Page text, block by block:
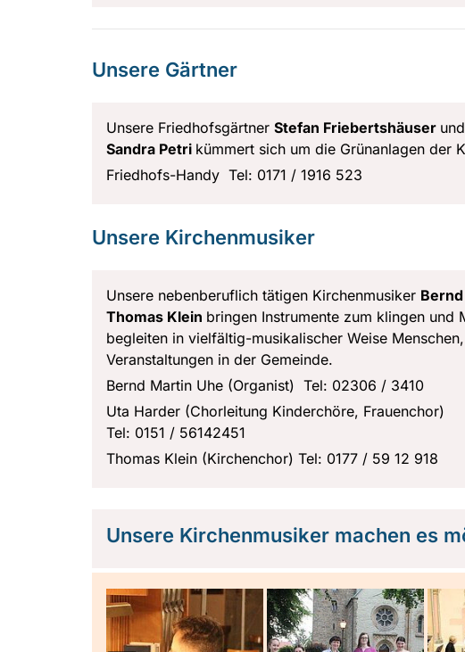
Unsere Gärtner
Unsere Friedhofsgärtner Stefan Friebertshäuser und
Sandra Petri kümmert sich um die Grünanlagen der
Friedhofs-Handy Tel: 0171 / 1916 523
Unsere Kirchenmusiker
Unsere nebenberuflich tätigen Kirchenmusiker
Thomas Klein bringen Instrumente zum klingen und
begleiten in vielfältig-musikalischer Weise
Veranstaltungen in der Gemeinde.
Bernd Martin Uhe (Organist) Tel: 02306 / 3410
Uta Harder (Chorleitung Kinderchöre, Frauenchor)
Tel: 0151 / 56142451
Thomas Klein (Kirchenchor) Tel: 0177 / 59 12 918
Unsere Kirchenmusiker machen es